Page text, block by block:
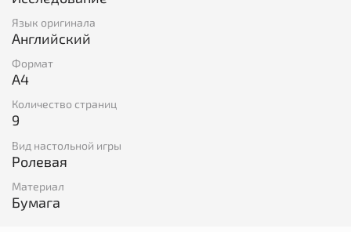
Язык оригинала
Английский
Формат
A4
Количество страниц
9
Вид настольной игры
Ролевая
Материал
Бумага